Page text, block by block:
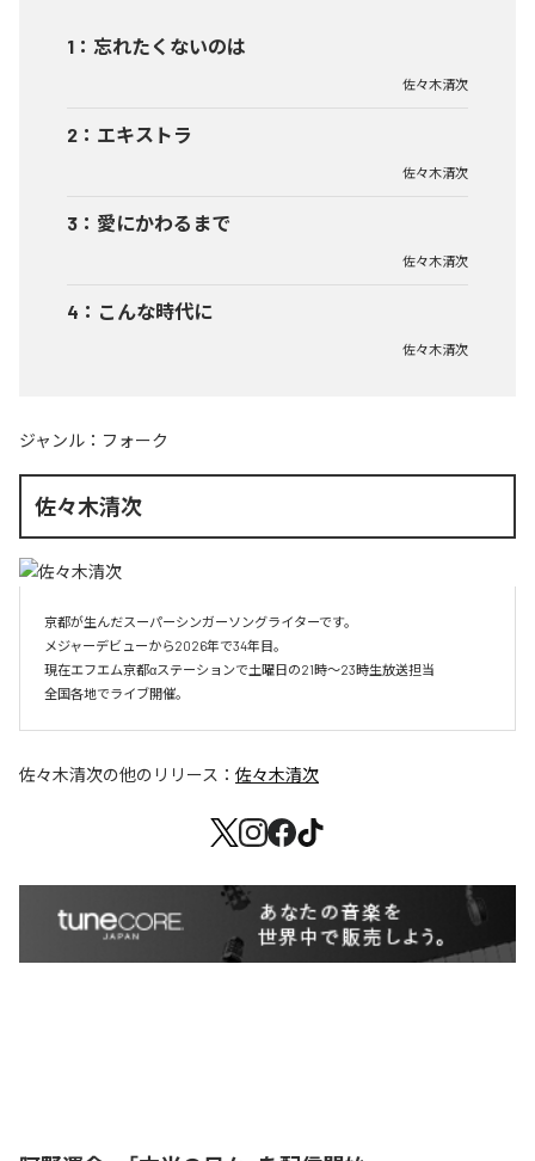
1 ： 忘れたくないのは
佐々木清次
2 ： エキストラ
佐々木清次
3 ： 愛にかわるまで
佐々木清次
4 ： こんな時代に
佐々木清次
ジャンル： フォーク
佐々木清次
京都が生んだスーパーシンガーソングライターです。
メジャーデビューから2026年で34年目。
現在エフエム京都αステーションで土曜日の21時～23時生放送担当
全国各地でライブ開催。
佐々木清次の他のリリース： 佐々木清次